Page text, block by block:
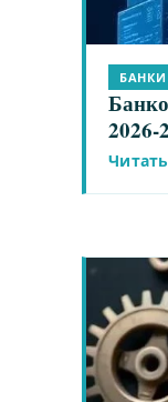
БАНКИ
2026-